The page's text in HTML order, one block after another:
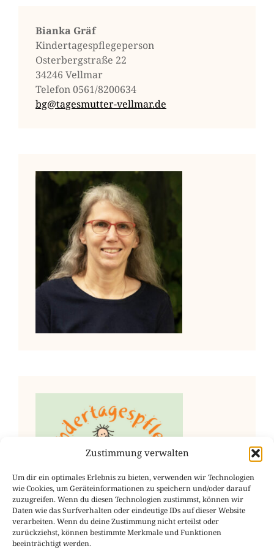
Zustimmung verwalten
Um dir ein optimales Erlebnis zu bieten, verwenden wir Technologien
wie Cookies, um Geräteinformationen zu speichern und/oder darauf
zuzugreifen. Wenn du diesen Technologien zustimmst, können wir
Daten wie das Surfverhalten oder eindeutige IDs auf dieser Website
verarbeiten. Wenn du deine Zustimmung nicht erteilst oder
zurückziehst, können bestimmte Merkmale und Funktionen
beeinträchtigt werden.
nism
Bianka Gräf
Kindertagespflegeperson
Osterbergstraße 22
34246 Vellmar
Telefon 0561/8200634
bg@tagesmutter-vellmar.de